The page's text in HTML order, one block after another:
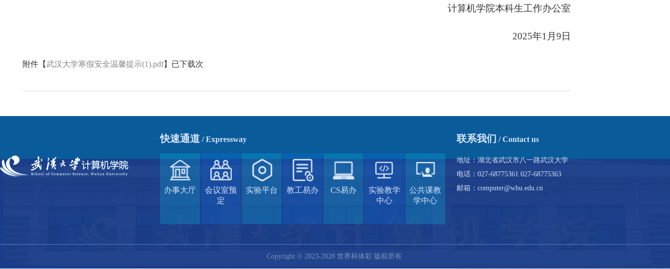
计算机学院本科生工作办公室
2025年1月9日
附件【武汉大学寒假安全温馨提示(1).pdf】已下载次
快速通道 / Expressway
办事大厅
会议室预
定
实验平台 教工易办 CS易办
实验教学
中心
公共课教
学中心
联系我们 / Contact us
地址：湖北省武汉市八一路武汉大学
电话：027-68775361 027-68775363
邮箱：computer@whu.edu.cn
Copyright © 2023-2028 世界杯体彩 版权所有.